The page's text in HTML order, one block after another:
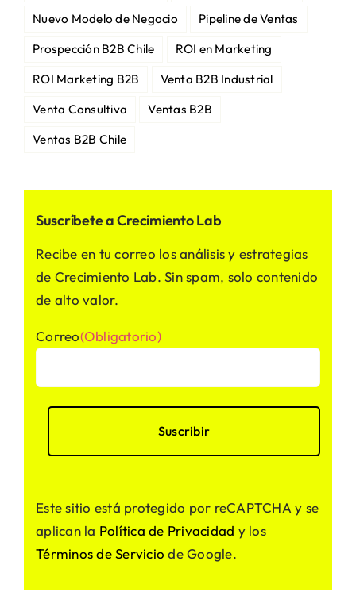
Nuevo Modelo de Negocio
Pipeline de Ventas
Prospección B2B Chile
ROI en Marketing
ROI Marketing B2B
Venta B2B Industrial
Venta Consultiva
Ventas B2B
Ventas B2B Chile
Suscríbete a Crecimiento Lab
Recibe en tu correo los análisis y estrategias
de Crecimiento Lab. Sin spam, solo contenido
de alto valor.
Correo(Obligatorio)
Este sitio está protegido por reCAPTCHA y se
aplican la Política de Privacidad y los
Términos de Servicio de Google.